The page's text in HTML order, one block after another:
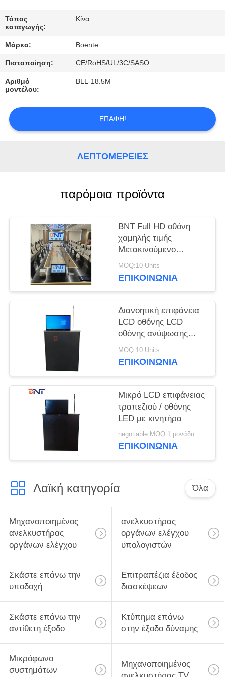
ΜΑΣ
ΕΛΆΤΕ
ΣΕ
ΕΠΑΦΉ
ΕΙΔΉΣΕΙΣ
CONFERENCE
ROOM
SOLUTION
SITEMAP
PRIVACY
Τόπος
καταγωγής:
Κίνα
Μάρκα: Boente
Πιστοποίηση: CE/RoHS/UL/3C/SASO
Αριθμό
μοντέλου:
BLL-18.5M
ΕΠΑΦΉ!
ΛΕΠΤΟΜΈΡΕΙΕΣ
παρόμοια προϊόντα
BNT Full HD οθόνη
χαμηλής τιμής
Μετακινούμενο
ανασυρόμενο
ανελκυστήρα οθόνης
συνεδριάσεων
MOQ:10 Units
ΕΠΙΚΟΙΝΩΝΊΑ
Διανοητική επιφάνεια
LCD οθόνης LCD
οθόνης ανύψωσης
γρήγορης ανύψωσης
ενσωματωμένο
MOQ:10 Units
ΕΠΙΚΟΙΝΩΝΊΑ
Μικρό LCD επιφάνειας
τραπεζιού / οθόνης
LED με κινητήρα
negotiable MOQ:1 μονάδα
ΕΠΙΚΟΙΝΩΝΊΑ
Λαϊκή κατηγορία Όλα
Μηχανοποιημένος
ανελκυστήρας
οργάνων ελέγχου
ανελκυστήρας
οργάνων ελέγχου
υπολογιστών
Σκάστε επάνω την
υποδοχή
Επιτραπέζια έξοδος
διασκέψεων
Σκάστε επάνω την
αντίθετη έξοδο
Κτύπημα επάνω
στην έξοδο δύναμης
Μικρόφωνο
συστημάτων
Μηχανοποιημένος